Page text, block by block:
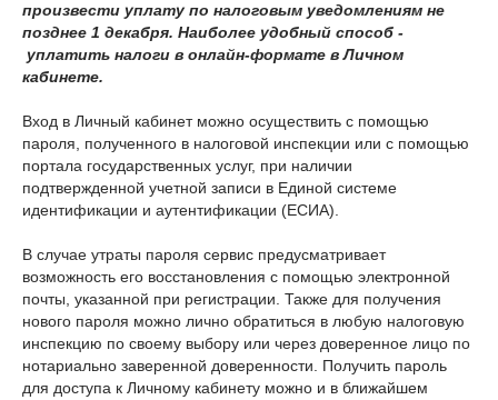
произвести уплату по налоговым уведомлениям не
позднее 1 декабря. Наиболее удобный способ -
уплатить налоги в онлайн-формате в Личном
кабинете.
Вход в Личный кабинет можно осуществить с помощью
пароля, полученного в налоговой инспекции или с помощью
портала государственных услуг, при наличии
подтвержденной учетной записи в Единой системе
идентификации и аутентификации (ЕСИА).
В случае утраты пароля сервис предусматривает
возможность его восстановления с помощью электронной
почты, указанной при регистрации. Также для получения
нового пароля можно лично обратиться в любую налоговую
инспекцию по своему выбору или через доверенное лицо по
нотариально заверенной доверенности. Получить пароль
для доступа к Личному кабинету можно и в ближайшем